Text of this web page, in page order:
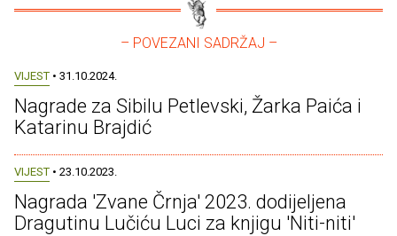
– POVEZANI SADRŽAJ –
VIJEST • 31.10.2024.
Nagrade za Sibilu Petlevski, Žarka Paića i
Katarinu Brajdić
VIJEST • 23.10.2023.
Nagrada 'Zvane Črnja' 2023. dodijeljena
Dragutinu Lučiću Luci za knjigu 'Niti-niti'